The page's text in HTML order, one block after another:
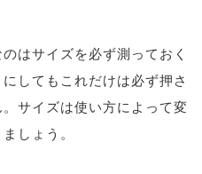
はサイズを必ず測っておく
してもこれだけは必ず押さ
サイズは使い方によって変
しょう。